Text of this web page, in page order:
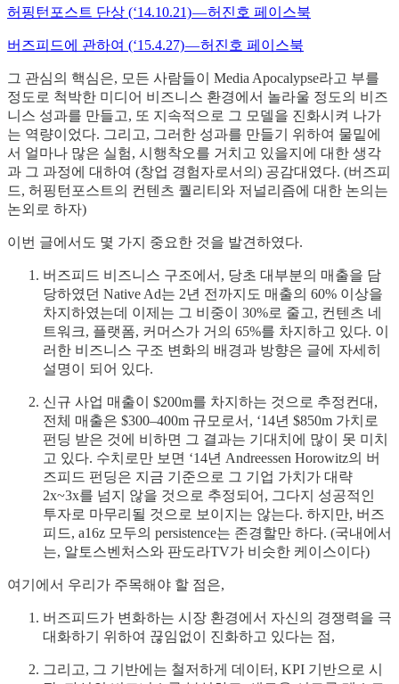
허핑턴포스트 단상 (‘14.10.21) — 허진호 페이스북
버즈피드에 관하여 (‘15.4.27) — 허진호 페이스북
그 관심의 핵심은, 모든 사람들이 Media Apocalypse라고 부를
정도로 척박한 미디어 비즈니스 환경에서 놀라울 정도의 비즈
니스 성과를 만들고, 또 지속적으로 그 모델을 진화시켜 나가
는 역량이었다. 그리고, 그러한 성과를 만들기 위하여 물밑에
서 얼마나 많은 실험, 시행착오를 거치고 있을지에 대한 생각
과 그 과정에 대하여 (창업 경험자로서의) 공감대였다. (버즈피
드, 허핑턴포스트의 컨텐츠 퀄리티와 저널리즘에 대한 논의는
논외로 하자)
이번 글에서도 몇 가지 중요한 것을 발견하였다.
버즈피드 비즈니스 구조에서, 당초 대부분의 매출을 담
당하였던 Native Ad는 2년 전까지도 매출의 60% 이상을
차지하였는데 이제는 그 비중이 30%로 줄고, 컨텐츠 네
트워크, 플랫폼, 커머스가 거의 65%를 차지하고 있다. 이
러한 비즈니스 구조 변화의 배경과 방향은 글에 자세히
설명이 되어 있다.
신규 사업 매출이 $200m를 차지하는 것으로 추정컨대,
전체 매출은 $300–400m 규모로서, ‘14년 $850m 가치로
펀딩 받은 것에 비하면 그 결과는 기대치에 많이 못 미치
고 있다. 수치로만 보면 ‘14년 Andreessen Horowitz의 버
즈피드 펀딩은 지금 기준으로 그 기업 가치가 대략
2x~3x를 넘지 않을 것으로 추정되어, 그다지 성공적인
투자로 마무리될 것으로 보이지는 않는다. 하지만, 버즈
피드, a16z 모두의 persistence는 존경할만 하다. (국내에서
는, 알토스벤처스와 판도라TV가 비슷한 케이스이다)
여기에서 우리가 주목해야 할 점은,
버즈피드가 변화하는 시장 환경에서 자신의 경쟁력을 극
대화하기 위하여 끊임없이 진화하고 있다는 점,
그리고, 그 기반에는 철저하게 데이터, KPI 기반으로 시